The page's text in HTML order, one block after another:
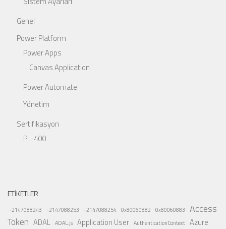
Genel
Power Platform
Power Apps
Canvas Application
Power Automate
Yönetim
Sertifikasyon
PL-400
ETIKETLER
-2147088243 -2147088253 -2147088254 0x80060882 0x80060883
Access
Token ADAL ADAL.js Application User AuthenticationContext Azure